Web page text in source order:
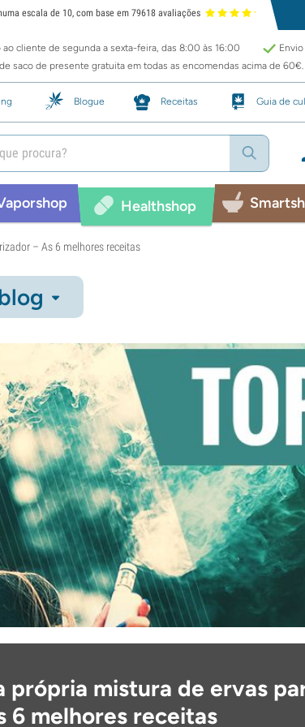
escala de 10, com base em 79618 avaliações
ao cliente de segunda a sexta-feira, das 8:00 às 16:00
saco de presente gratuita em todas as encomendas acima de 60€.
Blogue Receitas Guia de
Healthshop
– As 6 melhores receitas
própria mistura de ervas
6 melhores receitas